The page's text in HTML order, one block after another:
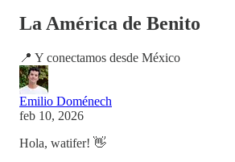
La América de Benito
📍 Y conectamos desde México
Emilio Doménech
feb 10, 2026
Hola, watifer! 👋